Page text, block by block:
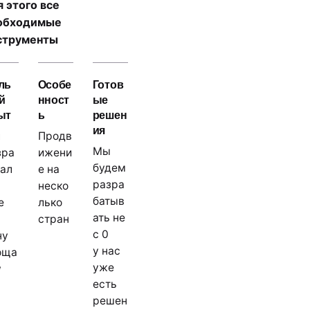
этого все
Особе
нност
ь
Продв
ижени
е на
неско
лько
стран
Готов
ые
решен
ия
Мы
будем
разра
батыв
ать не
с 0
у нас
уже
есть
решен